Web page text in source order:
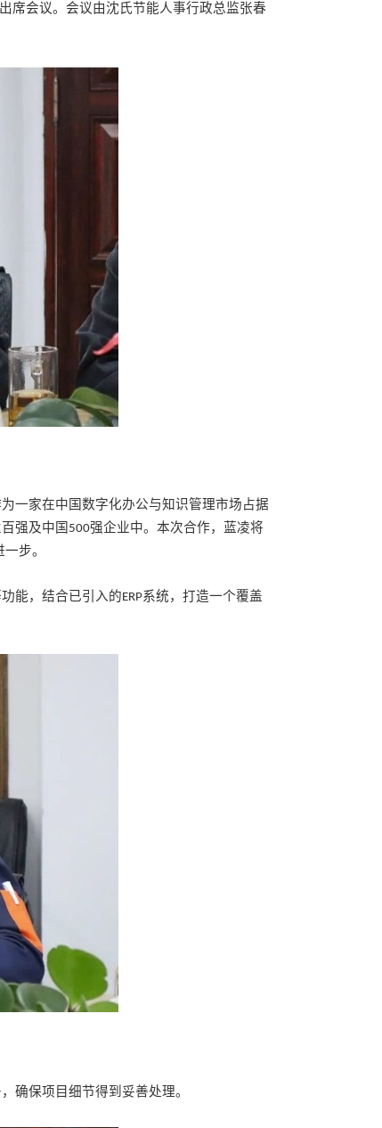
席会议。会议由沈氏节能人事行政总监张春
一家在中国数字化办公与知识管理市场占据
强及中国 500强企业中。本次合作，蓝凌将
步。
能，结合已引入的ERP系统，打造一个覆盖
确保项目细节得到妥善处理。